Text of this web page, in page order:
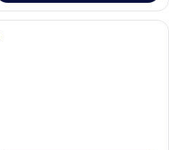
Een hotelkamer met twee bedden,